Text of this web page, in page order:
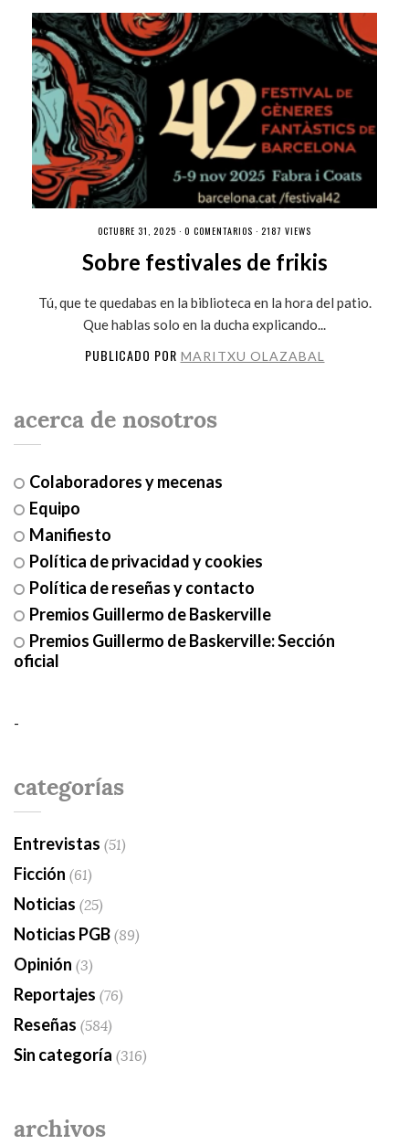
OCTUBRE 31, 2025 · 0 COMENTARIOS · 2187 VIEWS
Sobre festivales de frikis
Tú, que te quedabas en la biblioteca en la hora del patio.
Que hablas solo en la ducha explicando...
PUBLICADO POR MARITXU OLAZABAL
acerca de nosotros
Colaboradores y mecenas
Equipo
Manifiesto
Política de privacidad y cookies
Política de reseñas y contacto
Premios Guillermo de Baskerville
Premios Guillermo de Baskerville: Sección
oficial
-
categorías
Entrevistas (51)
Ficción (61)
Noticias (25)
Noticias PGB(89)
Opinión (3)
Reportajes (76)
Reseñas (584)
Sin categoría (316)
archivos